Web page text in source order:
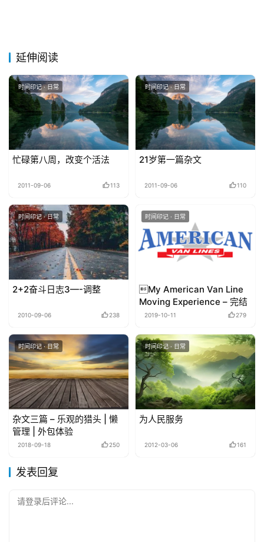
延伸阅读
时间印记 · 日常
忙碌第八周，改变个活法
2011-09-06 113
时间印记 · 日常
21岁第一篇杂文
2011-09-06 110
时间印记 · 日常
2+2奋斗日志3—-调整
2010-09-06 238
时间印记 · 日常
My American Van Line
Moving Experience – 完结
2019-10-11 279
时间印记 · 日常
杂文三篇 – 乐观的猎头 | 懒
管理 | 外包体验
2018-09-18 250
时间印记 · 日常
为人民服务
2012-03-06 161
发表回复
请登录后评论...